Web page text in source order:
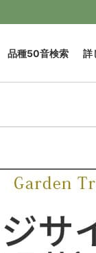
品種50音検索 詳